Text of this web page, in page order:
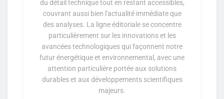
du détail technique tout en restant accessibles,
couvrant aussi bien l'actualité immédiate que
des analyses. La ligne éditoriale se concentre
particulièrement sur les innovations et les
avancées technologiques qui façonnent notre
futur énergétique et environnemental, avec une
attention particulière portée aux solutions
durables et aux développements scientifiques
majeurs.